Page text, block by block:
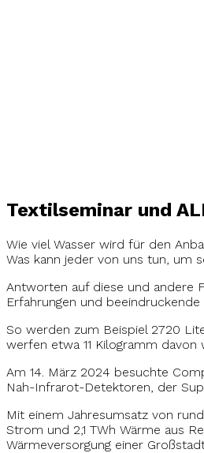
Textilseminar und
Wie viel Wasser wird für den
Was kann jeder von uns tun, um
Antworten auf diese und andere
Erfahrungen und beeindruckende
So werden zum Beispiel 2720
werfen etwa 11 Kilogramm davon
Am 14. März 2024 besuchte
Nah-Infrarot-Detektoren, der
Mit einem Jahresumsatz von
Strom und 2,1 TWh Wärme aus
Wärmeversorgung einer